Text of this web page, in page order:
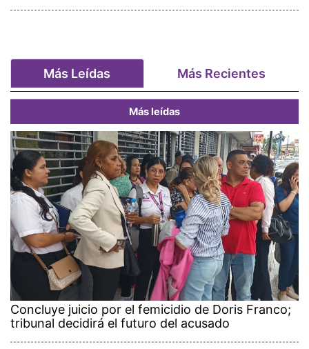
Más Leídas Más Recientes
Más leídas
Concluye juicio por el femicidio de Doris Franco;
tribunal decidirá el futuro del acusado